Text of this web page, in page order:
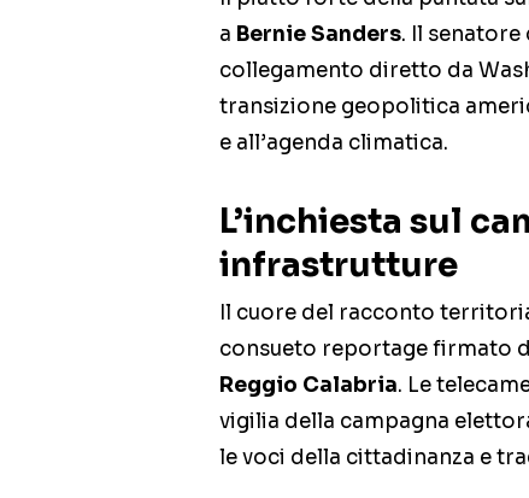
a Bernie Sanders. Il
collegamento diretto da
transizione geopolitica
e all’agenda climatica.
L’inchiesta sul
infrastrutture
Il cuore del racconto
consueto reportage firmato
Reggio Calabria. Le
vigilia della campagna
le voci della cittadinanza e